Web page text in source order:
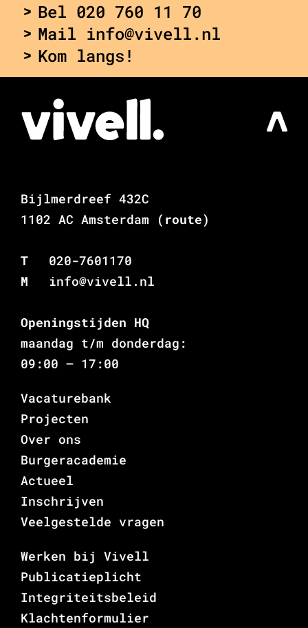
Bel 020 760 11 70
Mail info@vivell.nl
Kom langs!
Bijlmerdreef 432C
1102 AC Amsterdam
(route)
T
020-7601170
M
info@vivell.nl
Openingstijden HQ
maandag t/m donderdag:
09:00 – 17:00
Vacaturebank
Projecten
Over ons
Burgeracademie
Actueel
Inschrijven
Veelgestelde vragen
Werken bij Vivell
Publicatieplicht
Integriteitsbeleid
Klachtenformulier